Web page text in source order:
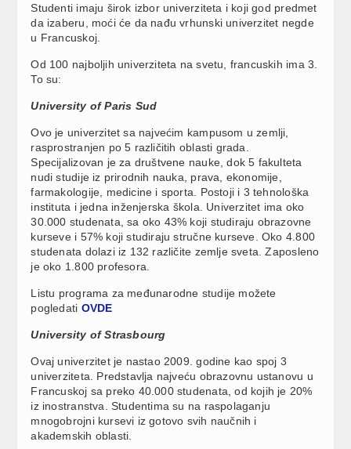
Studenti imaju širok izbor univerziteta i koji god predmet
da izaberu, moći će da nađu vrhunski univerzitet negde
u Francuskoj.
Od 100 najboljih univerziteta na svetu, francuskih ima 3.
To su:
University of Paris Sud
Ovo je univerzitet sa najvećim kampusom u zemlji,
rasprostranjen po 5 različitih oblasti grada.
Specijalizovan je za društvene nauke, dok 5 fakulteta
nudi studije iz prirodnih nauka, prava, ekonomije,
farmakologije, medicine i sporta. Postoji i 3 tehnološka
instituta i jedna inženjerska škola. Univerzitet ima oko
30.000 studenata, sa oko 43% koji studiraju obrazovne
kurseve i 57% koji studiraju stručne kurseve. Oko 4.800
studenata dolazi iz 132 različite zemlje sveta. Zaposleno
je oko 1.800 profesora.
Listu programa za međunarodne studije možete
pogledati OVDE
University of Strasbourg
Ovaj univerzitet je nastao 2009. godine kao spoj 3
univerziteta. Predstavlja najveću obrazovnu ustanovu u
Francuskoj sa preko 40.000 studenata, od kojih je 20%
iz inostranstva. Studentima su na raspolaganju
mnogobrojni kursevi iz gotovo svih naučnih i
akademskih oblasti.